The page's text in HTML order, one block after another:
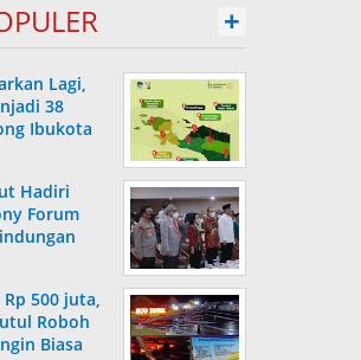
+
Lagi,
38
Ibukota
Hadiri
Forum
2022
500 juta,
Roboh
Biasa